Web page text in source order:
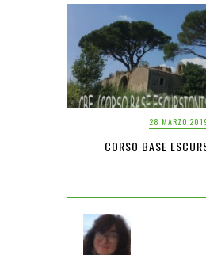
28 MARZO
CORSO BASE